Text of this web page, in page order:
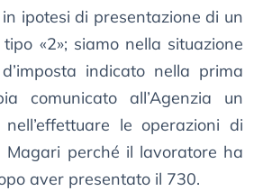
ipotesi di presentazione di un
«2»; siamo nella situazione
indicato nella prima
comunicato all’Agenzia un
le operazioni di
Magari perché il lavoratore ha
aver presentato il 730.